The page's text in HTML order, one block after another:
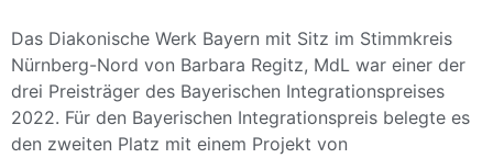
Das Diakonische Werk Bayern mit Sitz im Stimmkreis
Nürnberg-Nord von Barbara Regitz, MdL war einer der
drei Preisträger des Bayerischen Integrationspreises
2022. Für den Bayerischen Integrationspreis belegte es
den zweiten Platz mit einem Projekt von